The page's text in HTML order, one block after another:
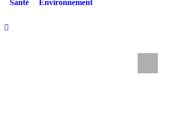
Santé Environnement